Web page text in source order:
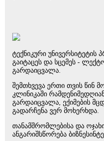
ტექნიკური
გაიტაცეს და სცემეს -
გარდაიცვალა.
შემთხვევა ერთი თვის წინ
კლინიკაში
გარდაიცვალა, ექიმების
გადარჩენა ვერ მოხერხდა.
თანამშრომლებისა და
ანგარიშსწორება